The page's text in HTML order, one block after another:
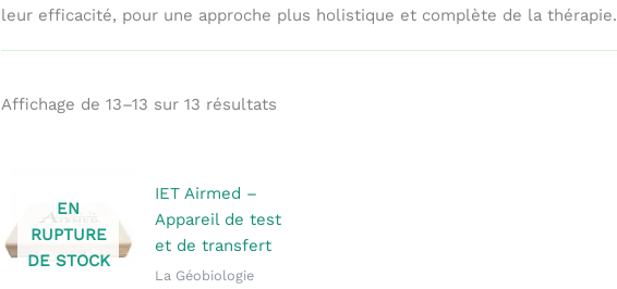
leur efficacité, pour une approche plus holistique et complète de la thérapie.
Affichage de 13–13 sur 13 résultats
EN
RUPTURE
DE STOCK
IET Airmed –
Appareil de test
et de transfert
La Géobiologie